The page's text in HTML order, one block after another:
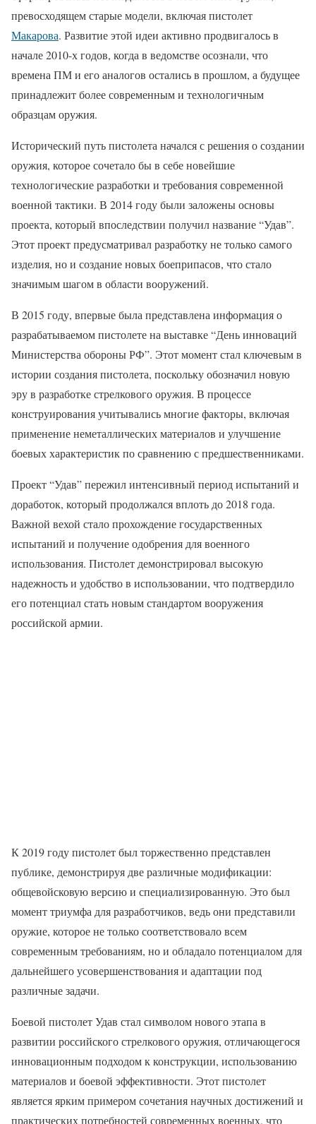
превосходящем старые модели, включая пистолет
Макарова. Развитие этой идеи активно продвигалось в
начале 2010-х годов, когда в ведомстве осознали, что
времена ПМ и его аналогов остались в прошлом, а будущее
принадлежит более современным и технологичным
образцам оружия.
Исторический путь пистолета начался с решения о создании
оружия, которое сочетало бы в себе новейшие
технологические разработки и требования современной
военной тактики. В 2014 году были заложены основы
проекта, который впоследствии получил название “Удав”.
Этот проект предусматривал разработку не только самого
изделия, но и создание новых боеприпасов, что стало
значимым шагом в области вооружений.
В 2015 году, впервые была представлена информация о
разрабатываемом пистолете на выставке “День инноваций
Министерства обороны РФ”. Этот момент стал ключевым в
истории создания пистолета, поскольку обозначил новую
эру в разработке стрелкового оружия. В процессе
конструирования учитывались многие факторы, включая
применение неметаллических материалов и улучшение
боевых характеристик по сравнению с предшественниками.
Проект “Удав” пережил интенсивный период испытаний и
доработок, который продолжался вплоть до 2018 года.
Важной вехой стало прохождение государственных
испытаний и получение одобрения для военного
использования. Пистолет демонстрировал высокую
надежность и удобство в использовании, что подтвердило
его потенциал стать новым стандартом вооружения
российской армии.
К 2019 году пистолет был торжественно представлен
публике, демонстрируя две различные модификации:
общевойсковую версию и специализированную. Это был
момент триумфа для разработчиков, ведь они представили
оружие, которое не только соответствовало всем
современным требованиям, но и обладало потенциалом для
дальнейшего усовершенствования и адаптации под
различные задачи.
Боевой пистолет Удав стал символом нового этапа в
развитии российского стрелкового оружия, отличающегося
инновационным подходом к конструкции, использованию
материалов и боевой эффективности. Этот пистолет
является ярким примером сочетания научных достижений и
практических потребностей современных военных, что